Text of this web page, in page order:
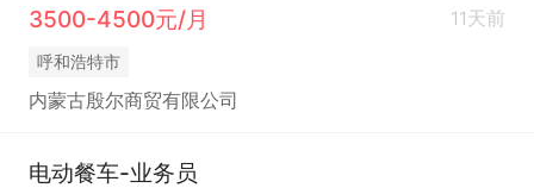
3500-4500元/月
11天前
呼和浩特市
内蒙古殷尔商贸有限公司
电动餐车-业务员